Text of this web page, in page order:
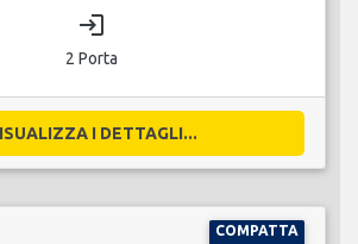
login
2 Porta
I DETTAGLI...
COMPATTA